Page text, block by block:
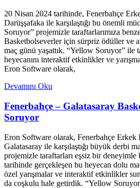
20 Nisan 2024 tarihinde, Fenerbahçe
Darüşşafaka ile karşılaştığı bu önemli
Soruyor” projemizle taraftarlarımıza
Basketbolseverler için sürpriz ödüller ve
maç günü yaşattık. “Yellow Soruyor” ile
heyecanını interaktif etkinlikler ve
Eron Software olarak,
Devamını Oku
Fenerbahçe – Galatasaray
Soruyor
Eron Software olarak, Fenerbahçe Erkek
Galatasaray ile karşılaştığı büyük derbi
projemizle taraftarları eşsiz bir
tarihinde gerçekleşen bu heyecan dolu
özel yarışmalar ve interaktif etkinlikler
da coşkulu hale getirdik. “Yellow